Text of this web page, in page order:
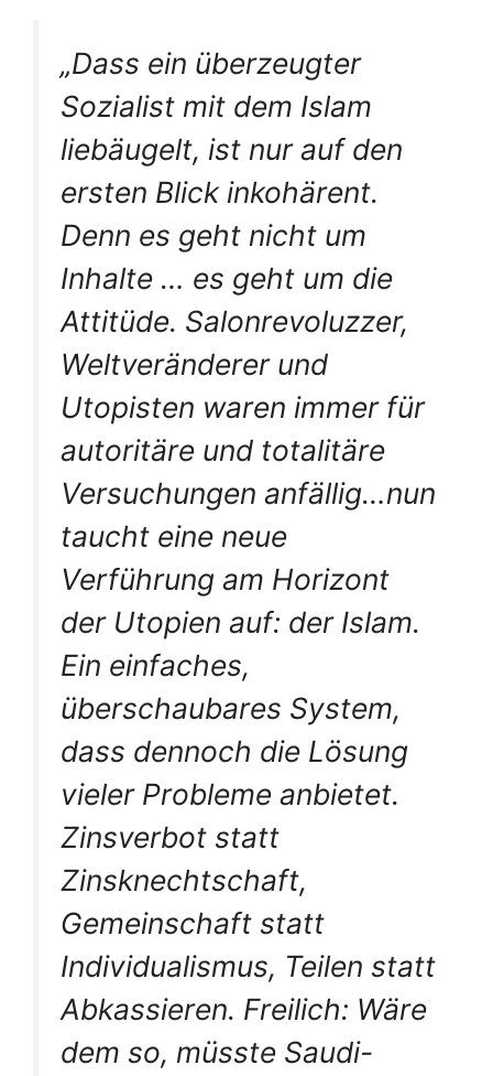
„Dass ein überzeugter
Sozialist mit dem Islam
liebäugelt, ist nur auf den
ersten Blick inkohärent.
Denn es geht nicht um
Inhalte … es geht um die
Attitüde. Salonrevoluzzer,
Weltveränderer und
Utopisten waren immer für
autoritäre und totalitäre
Versuchungen anfällig…nun
taucht eine neue
Verführung am Horizont
der Utopien auf: der Islam.
Ein einfaches,
überschaubares System,
dass dennoch die Lösung
vieler Probleme anbietet.
Zinsverbot statt
Zinsknechtschaft,
Gemeinschaft statt
Individualismus, Teilen statt
Abkassieren. Freilich: Wäre
dem so, müsste Saudi-